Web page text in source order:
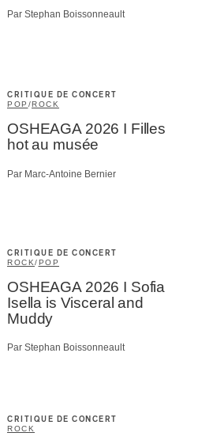
Par Stephan Boissonneault
CRITIQUE DE CONCERT
POP /ROCK
OSHEAGA 2026 I Filles
hot au musée
Par Marc-Antoine Bernier
CRITIQUE DE CONCERT
ROCK/POP
OSHEAGA 2026 I Sofia
Isella is Visceral and
Muddy
Par Stephan Boissonneault
CRITIQUE DE CONCERT
ROCK